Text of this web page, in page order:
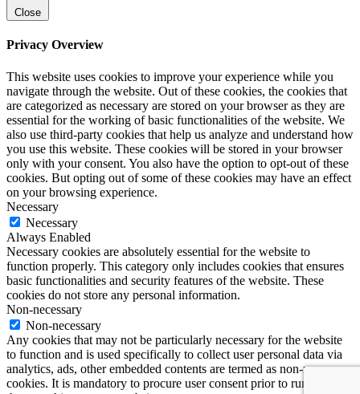
Close
Privacy Overview
This website uses cookies to improve your experience while you
navigate through the website. Out of these cookies, the cookies that
are categorized as necessary are stored on your browser as they are
essential for the working of basic functionalities of the website. We
also use third-party cookies that help us analyze and understand how
you use this website. These cookies will be stored in your browser
only with your consent. You also have the option to opt-out of these
cookies. But opting out of some of these cookies may have an effect
on your browsing experience.
Necessary
Necessary
Always Enabled
Necessary cookies are absolutely essential for the website to
function properly. This category only includes cookies that ensures
basic functionalities and security features of the website. These
cookies do not store any personal information.
Non-necessary
Non-necessary
Any cookies that may not be particularly necessary for the website
to function and is used specifically to collect user personal data via
analytics, ads, other embedded contents are termed as non-necessary
cookies. It is mandatory to procure user consent prior to running